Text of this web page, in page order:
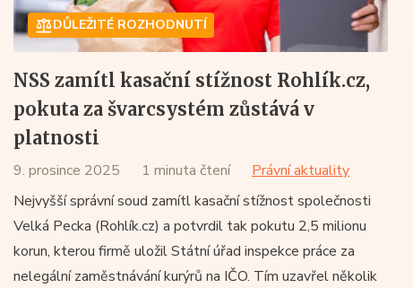
DŮLEŽITÉ ROZHODNUTÍ
NSS zamítl kasační stížnost Rohlík.cz,
pokuta za švarcsystém zůstává v
platnosti
9. prosince 2025 1 minuta čtení
Právní aktuality
Nejvyšší správní soud zamítl kasační stížnost společnosti
Velká Pecka (Rohlík.cz) a potvrdil tak pokutu 2,5 milionu
korun, kterou firmě uložil Státní úřad inspekce práce za
nelegální zaměstnávání kurýrů na IČO. Tím uzavřel několik